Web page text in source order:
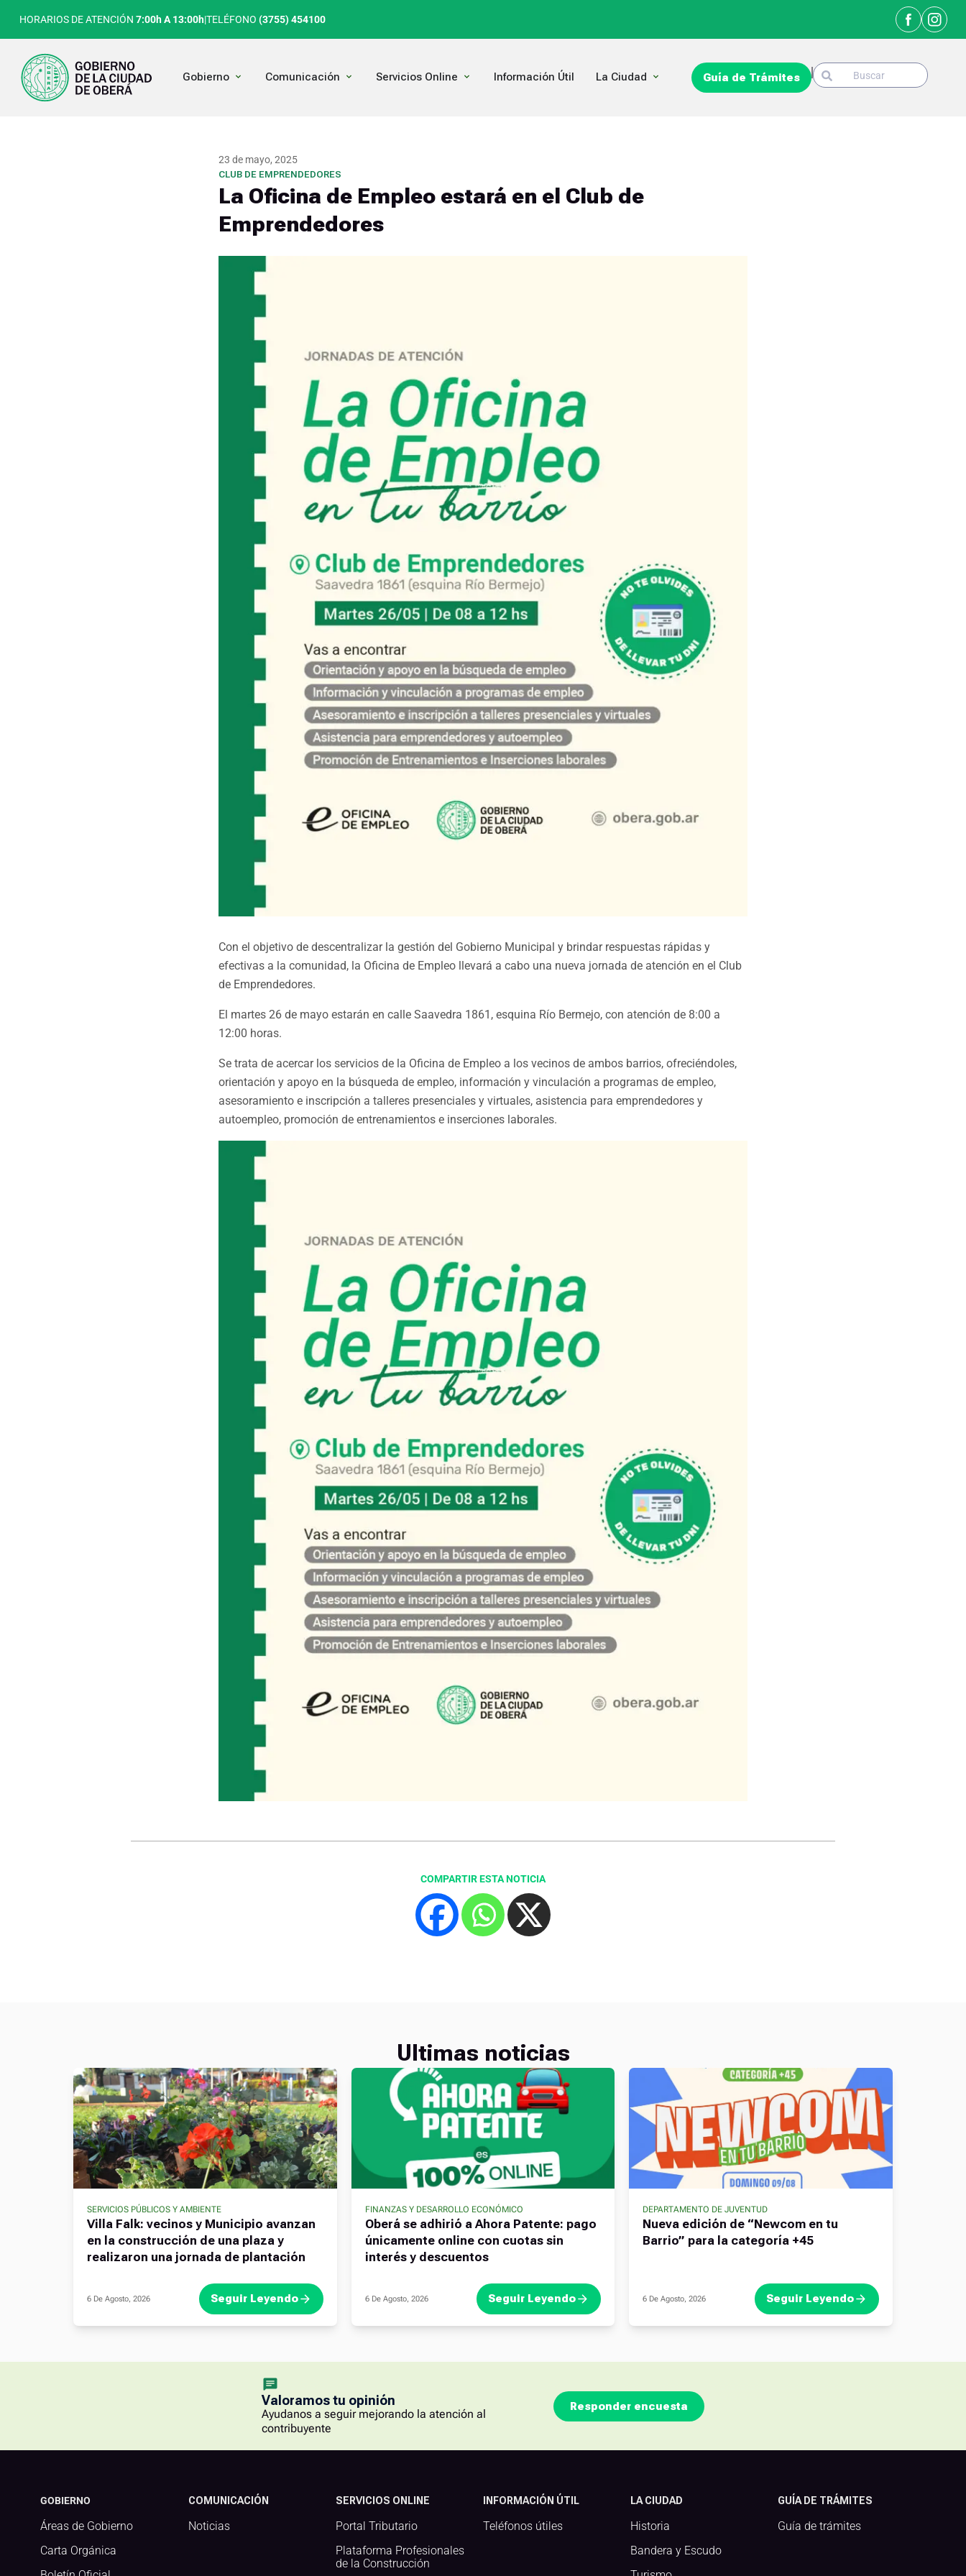
HORARIOS DE ATENCIÓN 7:00h A 13:00h|TELÉFONO (3755) 454100
Gobierno Open Gobierno
Comunicación Open Comunicación
Servicios Online Open Servicios Online
Información Útil La Ciudad Open La CiudadGuía de Trámites Search
Search
23 de mayo, 2025
CLUB DE EMPRENDEDORES
La Oficina de Empleo estará en el Club de
Emprendedores
Con el objetivo de descentralizar la gestión del Gobierno Municipal y brindar respuestas rápidas y
efectivas a la comunidad, la Oficina de Empleo llevará a cabo una nueva jornada de atención en el Club
de Emprendedores.
El martes 26 de mayo estarán en calle Saavedra 1861, esquina Río Bermejo, con atención de 8:00 a
12:00 horas.
Se trata de acercar los servicios de la Oficina de Empleo a los vecinos de ambos barrios, ofreciéndoles,
orientación y apoyo en la búsqueda de empleo, información y vinculación a programas de empleo,
asesoramiento e inscripción a talleres presenciales y virtuales, asistencia para emprendedores y
autoempleo, promoción de entrenamientos e inserciones laborales.
COMPARTIR ESTA NOTICIA
Ultimas noticias
SERVICIOS PÚBLICOS Y AMBIENTE
Villa Falk: vecinos y Municipio avanzan
en la construcción de una plaza y
realizaron una jornada de plantación
6 De Agosto, 2026 Seguir Leyendo
FINANZAS Y DESARROLLO ECONÓMICO
Oberá se adhirió a Ahora Patente: pago
únicamente online con cuotas sin
interés y descuentos
6 De Agosto, 2026 Seguir Leyendo
DEPARTAMENTO DE JUVENTUD
Nueva edición de “Newcom en tu
Barrio” para la categoría +45
6 De Agosto, 2026 Seguir Leyendo
Valoramos tu opinión
Ayudanos a seguir mejorando la atención al
contribuyente
Responder encuesta
GOBIERNO
Áreas de Gobierno
Carta Orgánica
COMUNICACIÓN
Noticias
SERVICIOS ONLINE
Portal Tributario
Plataforma Profesionales
de la Construcción
INFORMACIÓN ÚTIL
Teléfonos útiles
LA CIUDAD
Historia
Bandera y Escudo
GUÍA DE TRÁMITES
Guía de trámites